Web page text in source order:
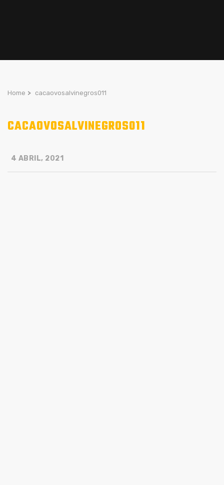
Home > cacaovosalvinegros011
CACAOVOSALVINEGROS011
4 ABRIL, 2021